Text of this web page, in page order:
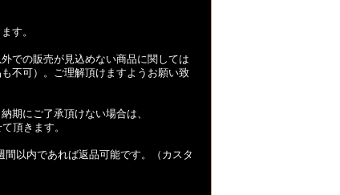
す。
での販売が見込めない商品に関しては
不可）。ご理解頂けますようお願い致
期にご了承頂けない場合は、
頂きます。
以内であれば返品可能です。（カスタ